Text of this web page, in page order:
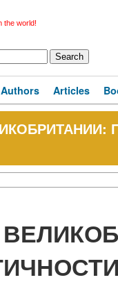
the world!
Authors Articles